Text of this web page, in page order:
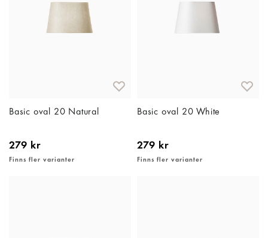
Basic oval 20 Natural
279 kr
Finns fler varianter
Basic oval 20 White
279 kr
Finns fler varianter